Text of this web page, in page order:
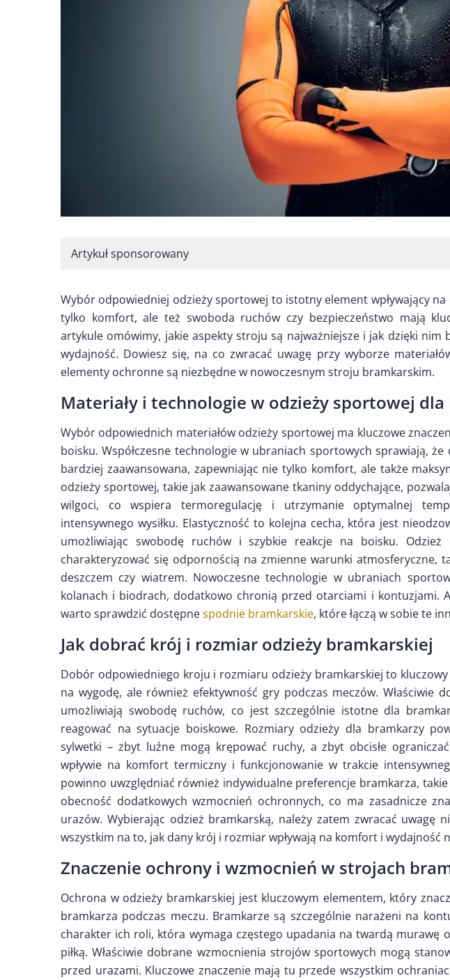
Artykuł sponsorowany
Wybór odpowiedniej odzieży sportowej to istotny element wpływający
tylko komfort, ale też swoboda ruchów czy bezpieczeństwo mają
artykule omówimy, jakie aspekty stroju są najważniejsze i jak dzięki nim
wydajność. Dowiesz się, na co zwracać uwagę przy wyborze
elementy ochronne są niezbędne w nowoczesnym stroju bramkarskim.
Materiały i technologie w odzieży sportowej
Wybór odpowiednich materiałów odzieży sportowej ma kluczowe
boisku. Współczesne technologie w ubraniach sportowych sprawiają,
bardziej zaawansowana, zapewniając nie tylko komfort, ale także
odzieży sportowej, takie jak zaawansowane tkaniny oddychające,
wilgoci, co wspiera termoregulację i utrzymanie optymalnej
intensywnego wysiłku. Elastyczność to kolejna cecha, która jest
umożliwiając swobodę ruchów i szybkie reakcje na boisku.
charakteryzować się odpornością na zmienne warunki atmosferyczne,
deszczem czy wiatrem. Nowoczesne technologie w ubraniach
kolanach i biodrach, dodatkowo chronią przed otarciami i kontuzjami.
warto sprawdzić dostępnespodnie bramkarskie, które łączą w sobie te
Jak dobrać krój i rozmiar odzieży bramkarskiej
Dobór odpowiedniego kroju i rozmiaru odzieży bramkarskiej to
na wygodę, ale również efektywność gry podczas meczów. Właściwie
umożliwiają swobodę ruchów, co jest szczególnie istotne dla
reagować na sytuacje boiskowe. Rozmiary odzieży dla bramkarzy
sylwetki – zbyt luźne mogą krępować ruchy, a zbyt obcisłe
wpływie na komfort termiczny i funkcjonowanie w trakcie
powinno uwzględniać również indywidualne preferencje bramkarza,
obecność dodatkowych wzmocnień ochronnych, co ma zasadnicze
urazów. Wybierając odzież bramkarską, należy zatem zwracać uwagę
wszystkim na to, jak dany krój i rozmiar wpływają na komfort i wydajność
Znaczenie ochrony i wzmocnień w strojach
Ochrona w odzieży bramkarskiej jest kluczowym elementem, który
bramkarza podczas meczu. Bramkarze są szczególnie narażeni na
charakter ich roli, która wymaga częstego upadania na twardą murawę
piłką. Właściwie dobrane wzmocnienia strojów sportowych mogą
przed urazami. Kluczowe znaczenie mają tu przede wszystkim